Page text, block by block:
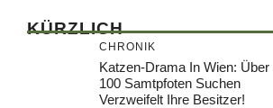
KÜRZLICH
CHRONIK
Katzen-Drama In Wien: Über
100 Samtpfoten Suchen
Verzweifelt Ihre Besitzer!